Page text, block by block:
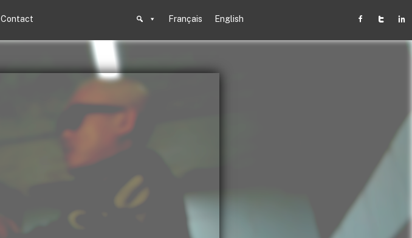
Contact Français English